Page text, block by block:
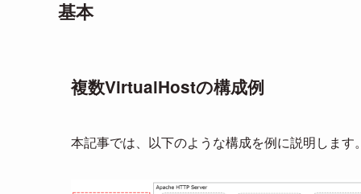
基本
複数VirtualHostの構成例
本記事では、以下のような構成を例に説明します